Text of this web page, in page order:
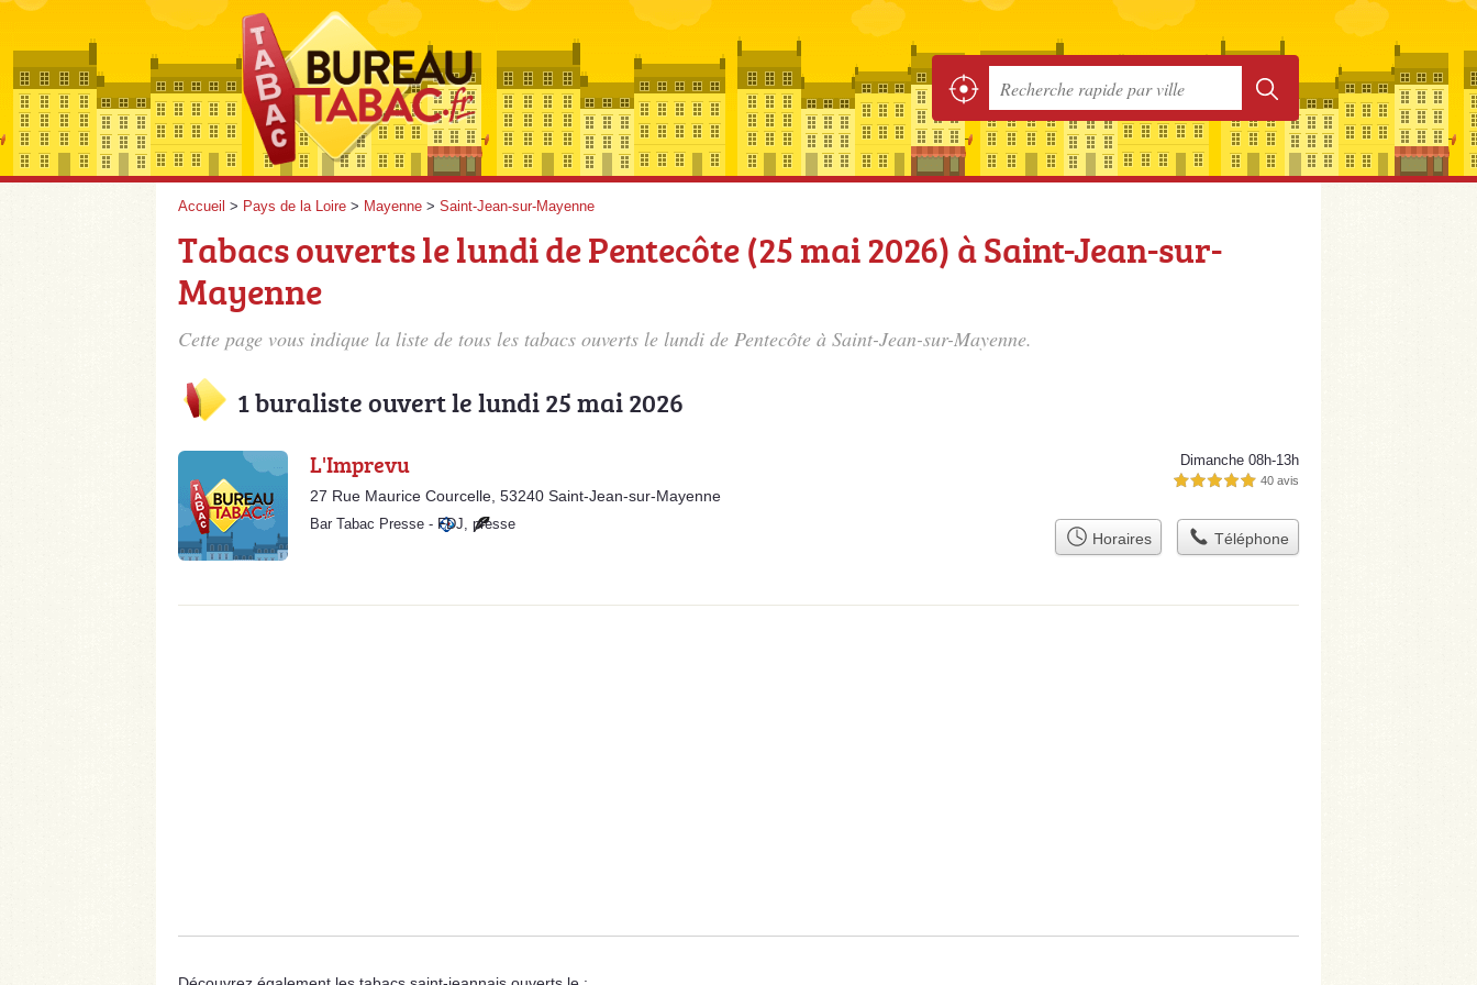
Accueil > Pays de la Loire > Mayenne > Saint-Jean-sur-Mayenne
Tabacs ouverts le lundi de Pentecôte (25 mai 2026) à Saint-Jean-sur-
Mayenne
Cette page vous indique la liste de tous les tabacs ouverts le lundi de Pentecôte à Saint-Jean-sur-Mayenne.
1 buraliste ouvert le lundi 25 mai 2026
L'Imprevu
27 Rue Maurice Courcelle, 53240 Saint-Jean-sur-Mayenne
Dimanche 08h-13h
5,0 étoiles sur 5 40 avis
Bar Tabac Presse - FDJ, presse
Horaires Téléphone